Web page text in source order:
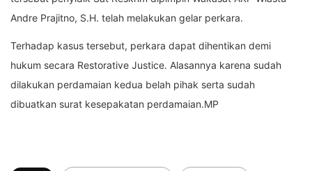
Andre Prajitno, S.H. telah melakukan gelar perkara.
Terhadap kasus tersebut, perkara dapat dihentikan demi
hukum secara Restorative Justice. Alasannya karena sudah
dilakukan perdamaian kedua belah pihak serta sudah
dibuatkan surat kesepakatan perdamaian.MP